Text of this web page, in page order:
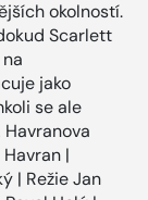
okolností.
Scarlett
jako
se ale
|
| Režie Jan